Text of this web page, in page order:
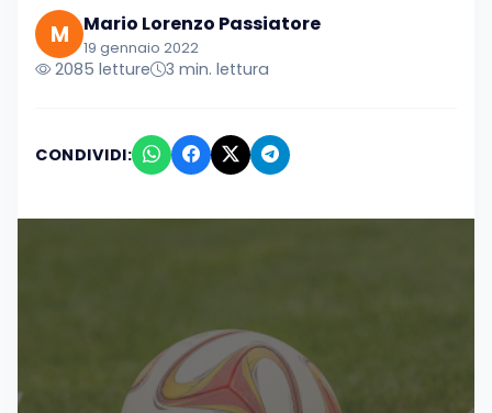
M Mario Lorenzo Passiatore
19 gennaio 2022
2085 letture 3 min. lettura
CONDIVIDI: